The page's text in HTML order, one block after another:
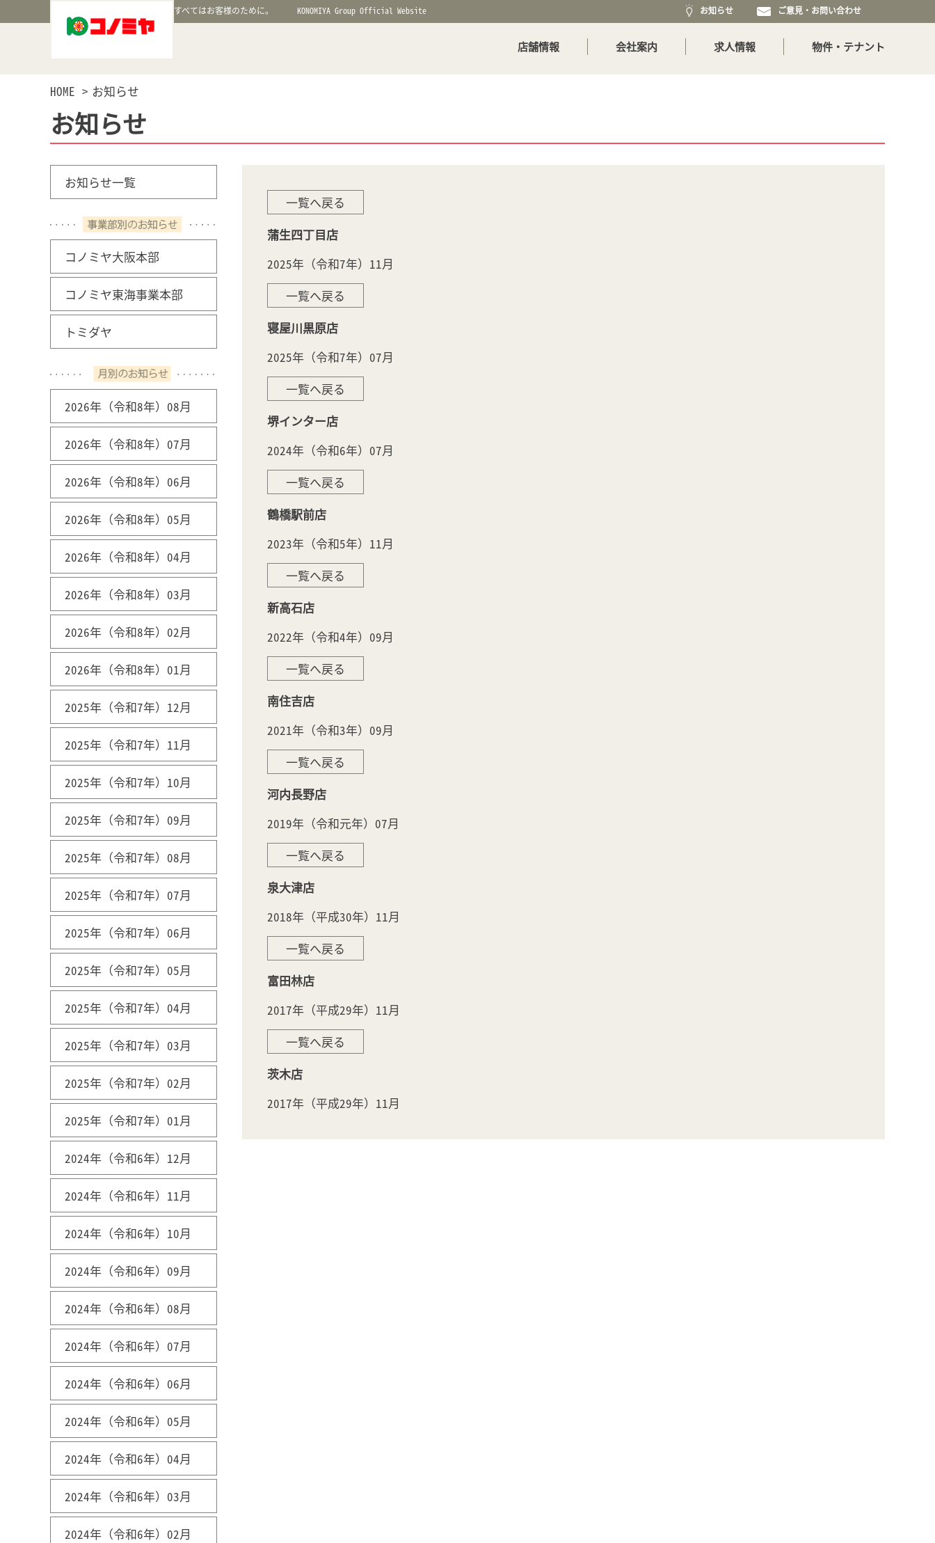
すべてはお客様のために。 KONOMIYA Group Official Website お知らせ ご意見・お問い合わせ
店舗情報 会社案内 求人情報 物件・テナント
HOME お知らせ
お知らせ
お知らせ一覧
コノミヤ大阪本部
コノミヤ東海事業本部
トミダヤ
2026年（令和8年）08月
2026年（令和8年）07月
2026年（令和8年）06月
2026年（令和8年）05月
2026年（令和8年）04月
2026年（令和8年）03月
2026年（令和8年）02月
2026年（令和8年）01月
2025年（令和7年）12月
2025年（令和7年）11月
2025年（令和7年）10月
2025年（令和7年）09月
2025年（令和7年）08月
2025年（令和7年）07月
2025年（令和7年）06月
2025年（令和7年）05月
2025年（令和7年）04月
2025年（令和7年）03月
2025年（令和7年）02月
2025年（令和7年）01月
2024年（令和6年）12月
2024年（令和6年）11月
2024年（令和6年）10月
2024年（令和6年）09月
2024年（令和6年）08月
2024年（令和6年）07月
2024年（令和6年）06月
2024年（令和6年）05月
2024年（令和6年）04月
2024年（令和6年）03月
2024年（令和6年）02月
一覧へ戻る
蒲生四丁目店
2025年（令和7年）11月
一覧へ戻る
寝屋川黒原店
2025年（令和7年）07月
一覧へ戻る
堺インター店
2024年（令和6年）07月
一覧へ戻る
鶴橋駅前店
2023年（令和5年）11月
一覧へ戻る
新高石店
2022年（令和4年）09月
一覧へ戻る
南住吉店
2021年（令和3年）09月
一覧へ戻る
河内長野店
2019年（令和元年）07月
一覧へ戻る
泉大津店
2018年（平成30年）11月
一覧へ戻る
富田林店
2017年（平成29年）11月
一覧へ戻る
茨木店
2017年（平成29年）11月